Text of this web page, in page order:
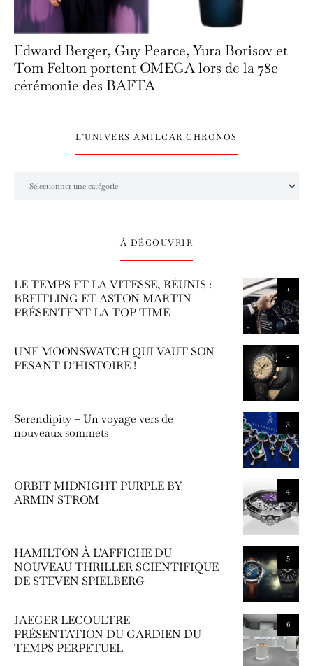
Edward Berger, Guy Pearce, Yura Borisov et
Tom Felton portent OMEGA lors de la 78e
cérémonie des BAFTA
L’UNIVERS AMILCAR CHRONOS
À DÉCOUVRIR
1
LE TEMPS ET LA VITESSE, RÉUNIS :
BREITLING ET ASTON MARTIN
PRÉSENTENT LA TOP TIME
2
UNE MOONSWATCH QUI VAUT SON
PESANT D’HISTOIRE !
3
Serendipity – Un voyage vers de
nouveaux sommets
4
ORBIT MIDNIGHT PURPLE BY
ARMIN STROM
5
HAMILTON À L’AFFICHE DU
NOUVEAU THRILLER SCIENTIFIQUE
DE STEVEN SPIELBERG
6
JAEGER LECOULTRE –
PRÉSENTATION DU GARDIEN DU
TEMPS PERPÉTUEL